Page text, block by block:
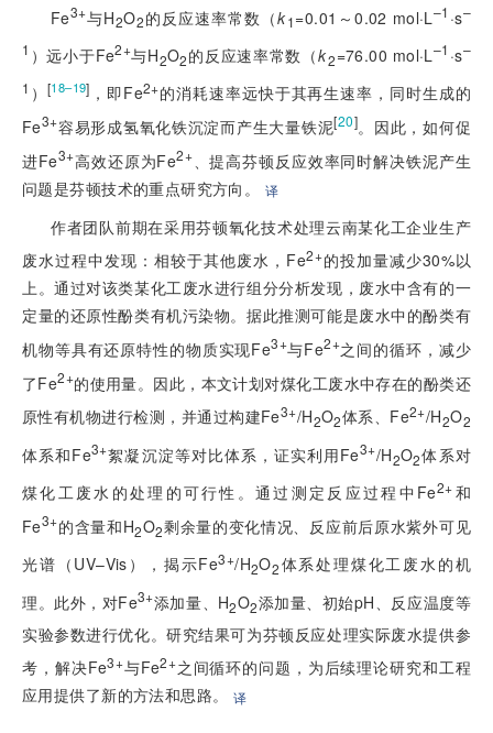
Fe3+与H2O2的反应速率常数（k1=0.01～0.02 mol·L–1 ·s–
1 ）远小于Fe2+与H2O2的反应速率常数（k2=76.00 mol·L–1 ·s–
1 ） [18–19] ，即Fe2+的消耗速率远快于其再生速率，同时生成的
Fe3+容易形成氢氧化铁沉淀而产生大量铁泥[20]。因此，如何促
进Fe3+高效还原为Fe2+ 、提高芬顿反应效率同时解决铁泥产生
问题是芬顿技术的重点研究方向。
译
作者团队前期在采用芬顿氧化技术处理云南某化工企业生产
废水过程中发现：相较于其他废水，Fe2+的投加量减少30%以
上。通过对该类某化工废水进行组分分析发现，废水中含有的一
定量的还原性酚类有机污染物。据此推测可能是废水中的酚类有
机物等具有还原特性的物质实现Fe3+与Fe2+之间的循环，减少
了Fe2+的使用量。因此，本文计划对煤化工废水中存在的酚类还
原性有机物进行检测，并通过构建Fe3+/H2O2体系、Fe2+/H2O2
体系和Fe3+絮凝沉淀等对比体系，证实利用Fe3+/H2O2体系对
煤化工废水的处理的可行性。通过测定反应过程中Fe2+和
Fe3+的含量和H2O2剩余量的变化情况、反应前后原水紫外可见
光谱（UV–Vis），揭示Fe3+/H2O2体系处理煤化工废水的机
理。此外，对Fe3+添加量、H2O2添加量、初始pH、反应温度等
实验参数进行优化。研究结果可为芬顿反应处理实际废水提供参
考，解决Fe3+与Fe2+之间循环的问题，为后续理论研究和工程
应用提供了新的方法和思路。
译